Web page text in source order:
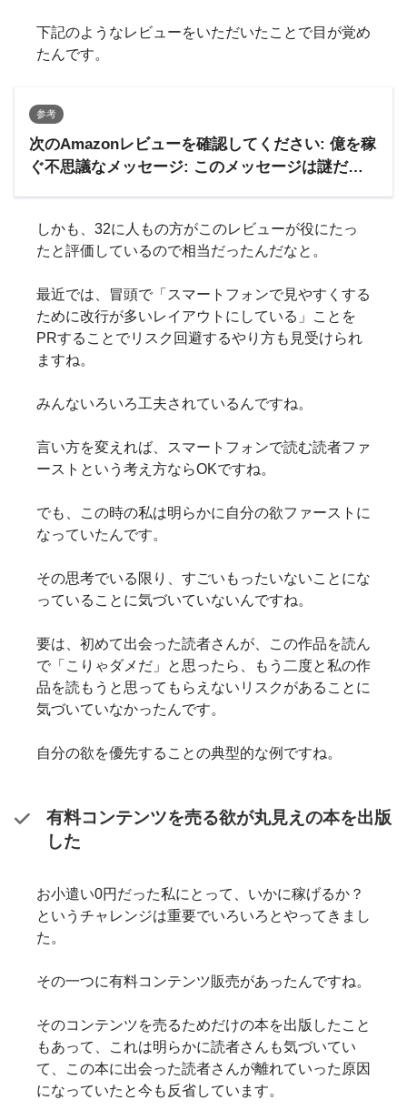
下記のようなレビューをいただいたことで目が覚め
たんです。
参考
次のAmazonレビューを確認してください: 億を稼
ぐ不思議なメッセージ: このメッセージは謎だ！
しかも、32に人もの方がこのレビューが役にたっ
たと評価しているので相当だったんだなと。
最近では、冒頭で「スマートフォンで見やすくする
ために改行が多いレイアウトにしている」ことを
PRすることでリスク回避するやり方も見受けられ
ますね。
みんないろいろ工夫されているんですね。
言い方を変えれば、スマートフォンで読む読者ファ
ーストという考え方ならOKですね。
でも、この時の私は明らかに自分の欲ファーストに
なっていたんです。
その思考でいる限り、すごいもったいないことにな
っていることに気づいていないんですね。
要は、初めて出会った読者さんが、この作品を読ん
で「こりゃダメだ」と思ったら、もう二度と私の作
品を読もうと思ってもらえないリスクがあることに
気づいていなかったんです。
自分の欲を優先することの典型的な例ですね。
有料コンテンツを売る欲が丸見えの本を出版
した
お小遣い0円だった私にとって、いかに稼げるか？
というチャレンジは重要でいろいろとやってきまし
た。
その一つに有料コンテンツ販売があったんですね。
そのコンテンツを売るためだけの本を出版したこと
もあって、これは明らかに読者さんも気づいてい
て、この本に出会った読者さんが離れていった原因
になっていたと今も反省しています。